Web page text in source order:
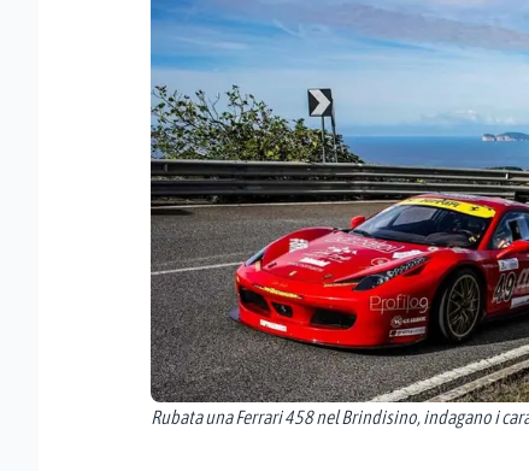
Rubata una Ferrari 458 nel Brindisino, indagano i